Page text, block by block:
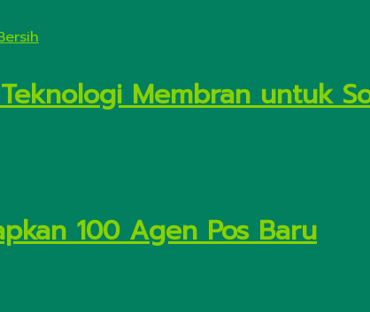
Membran untuk
100 Agen Pos Baru